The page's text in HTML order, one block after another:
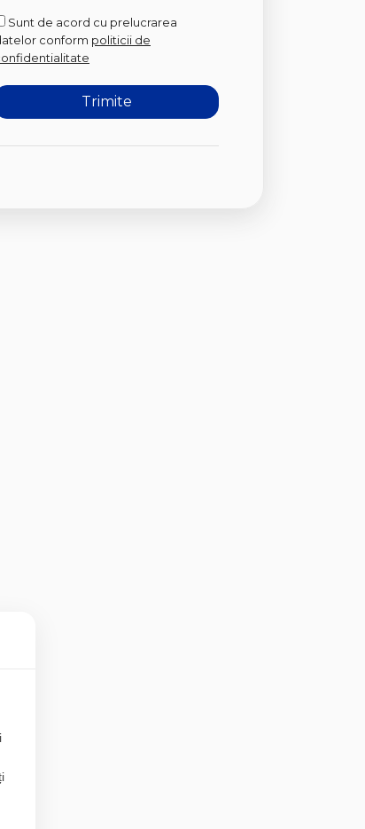
Sunt de acord cu prelucrarea
conform politicii de